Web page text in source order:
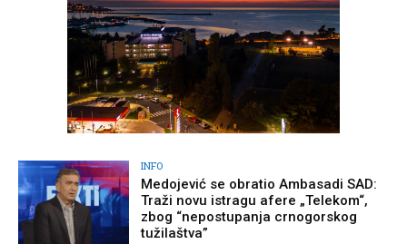
INFO
Medojević se obratio Ambasadi SAD:
Traži novu istragu afere „Telekom“,
zbog “nepostupanja crnogorskog
tužilaštva”